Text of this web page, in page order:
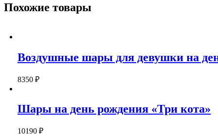
Похожие товары
Воздушные шары для девушки на
8350 ₽
Шары на день рождения «Три кота»
10190 ₽